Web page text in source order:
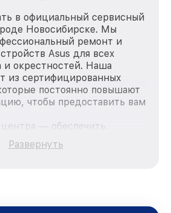
в официальный сервисный
Новосибирске. Мы
ремонт и
Asus для всех
и окрестностей. Наша
из сертифицированных
постоянно повышают
чтобы предоставить вам
— обеспечить
доступный ремонт для
продукции Asus, вне
Развернуть